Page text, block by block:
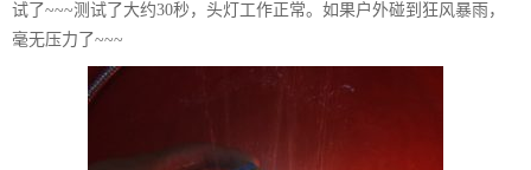
试了~~~测试了大约30秒，头灯工作正常。如果户外碰到狂风暴雨，
毫无压力了~~~